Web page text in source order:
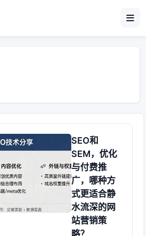
SEO和
SEM，优化
与付费推
广，哪种方
式更适合静
水流深的网
站营销策
略？